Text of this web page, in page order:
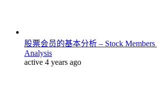
股票会员的基本分析 – Stock Members
Analysis
active 4 years ago